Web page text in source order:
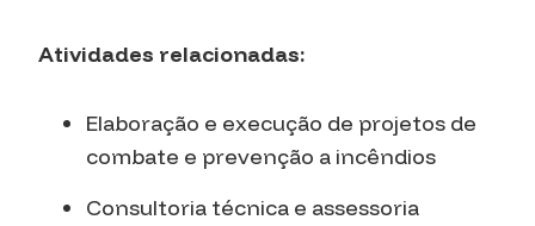
Atividades relacionadas:
Elaboração e execução de projetos de
combate e prevenção a incêndios
Consultoria técnica e assessoria